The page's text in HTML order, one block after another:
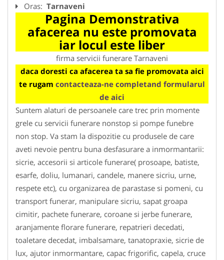
Oras: Tarnaveni
Pagina Demonstrativa
afacerea nu este promovata
iar locul este liber
firma servicii funerare Tarnaveni
daca doresti ca afacerea ta sa fie promovata aici
te rugam contacteaza-ne completand formularul
de aici
Suntem alaturi de persoanele care trec prin momente
grele cu servicii funerare nonstop si pompe funebre
non stop. Va stam la dispozitie cu produsele de care
aveti nevoie pentru buna desfasurare a inmormantarii:
sicrie, accesorii si articole funerare( prosoape, batiste,
esarfe, doliu, lumanari, candele, manere sicriu, urne,
respete etc), cu organizarea de parastase si pomeni, cu
transport funerar, manipulare sicriu, sapat groapa
cimitir, pachete funerare, coroane si jerbe funerare,
aranjamente florare funerare, repatrieri decedati,
toaletare decedat, imbalsamare, tanatopraxie, sicrie de
lux, ajutor inmormantare, capac frigorific, capela, cruce